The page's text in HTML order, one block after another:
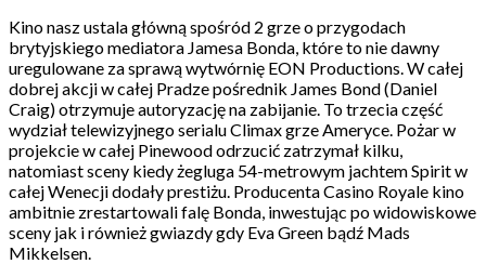
Kino nasz ustala główną spośród 2 grze o przygodach
brytyjskiego mediatora Jamesa Bonda, które to nie dawny
uregulowane za sprawą wytwórnię EON Productions. W całej
dobrej akcji w całej Pradze pośrednik James Bond (Daniel
Craig) otrzymuje autoryzację na zabijanie. To trzecia część
wydział telewizyjnego serialu Climax grze Ameryce. Pożar w
projekcie w całej Pinewood odrzucić zatrzymał kilku,
natomiast sceny kiedy żegluga 54-metrowym jachtem Spirit w
całej Wenecji dodały prestiżu. Producenta Casino Royale kino
ambitnie zrestartowali falę Bonda, inwestując po widowiskowe
sceny jak i również gwiazdy gdy Eva Green bądź Mads
Mikkelsen.